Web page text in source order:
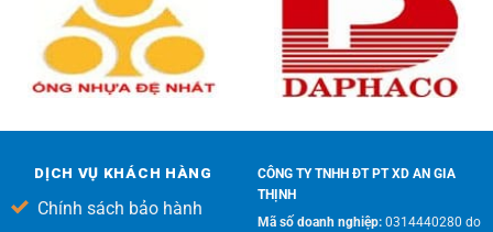
DỊCH VỤ KHÁCH HÀNG
Chính sách bảo hành
CÔNG TY TNHH ĐT PT XD AN GIA
THỊNH
Mã số doanh nghiệp:0314440280 do